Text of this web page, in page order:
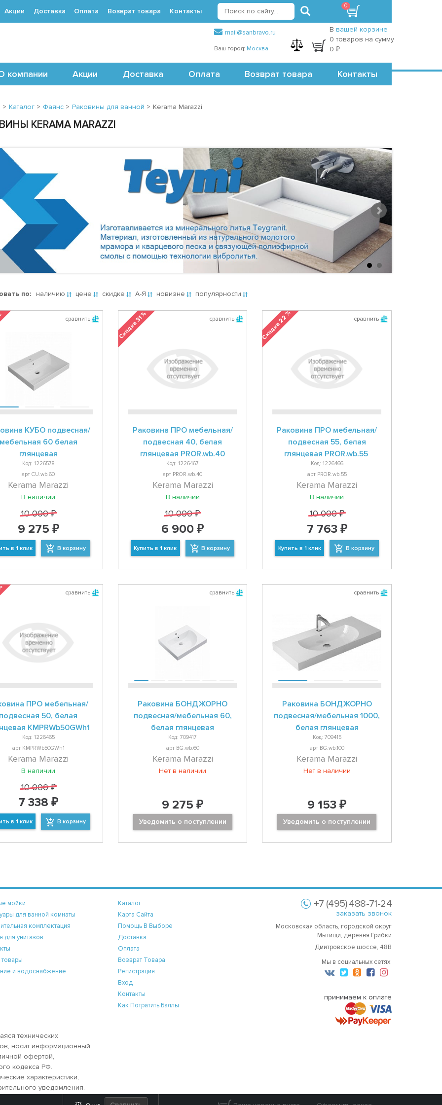
(495) 488-71-24 Точки самовывоза
mail@sanbravo.ru
Ваш город: Москва
регистрация
В вашей корзине
0 товаров на сумму
0 ₽
компании Акции Доставка Оплата Возврат товара Контакты
Акции Доставка Оплата Возврат товара Контакты
0
> Каталог> Фаянс> Раковины для ванной > Kerama Marazzi
KERAMA MARAZZI
по: наличию цене скидке А-Я новизне популярности
сравнить
КУБО подвесная/
мебельная 60 белая
глянцевая
Код: 1226578
арт CU.wb.60
Kerama Marazzi
В наличии
10 000 ₽
9 275 ₽
в 1 клик В корзину
сравнить
Скидка 31 %
Раковина ПРО мебельная/
подвесная 40, белая
глянцевая PROR.wb.40
Код: 1226467
арт PROR.wb.40
Kerama Marazzi
В наличии
10 000 ₽
6 900 ₽
Купить в 1 клик В корзину
сравнить
Скидка 22 %
Раковина ПРО мебельная/
подвесная 55, белая
глянцевая PROR.wb.55
Код: 1226466
арт PROR.wb.55
Kerama Marazzi
В наличии
10 000 ₽
7 763 ₽
Купить в 1 клик В корзину
сравнить
ПРО мебельная/
подвесная 50, белая
KMPRWb50GWh1
Код: 1226465
арт KMPRWb50GWh1
Kerama Marazzi
В наличии
10 000 ₽
7 338 ₽
в 1 клик В корзину
сравнить
Раковина БОНДЖОРНО
подвесная/мебельная 60,
белая глянцевая
Код: 709417
арт BG.wb.60
Kerama Marazzi
Нет в наличии
9 275 ₽
Уведомить о поступлении
сравнить
Раковина БОНДЖОРНО
подвесная/мебельная 1000,
белая глянцевая
Код: 709415
арт BG.wb.100
Kerama Marazzi
Нет в наличии
9 153 ₽
Уведомить о поступлении
мойки
для ванной комнаты
комплектация
для унитазов
и водоснабжение
Каталог
Карта Сайта
Помощь В Выборе
Доставка
Оплата
Возврат Товара
Регистрация
Вход
Контакты
Как Потратить Баллы
+7 (495) 488-71-24
заказать звонок
Московская область, городской округ
Мытищи, деревня Грибки
Дмитровское шоссе, 48В
Мы в социальных сетях:
принимаем к оплате
технических
носит информационный
офертой,
кодекса РФ.
характеристики,
уведомления.
материалы